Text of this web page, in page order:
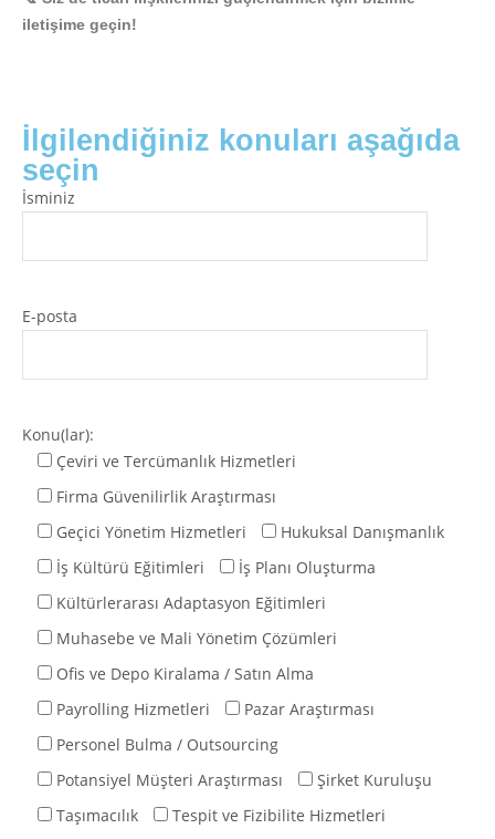
iletişime geçin!
İlgilendiğiniz konuları aşağıda
seçin
İsminiz
E-posta
Konu(lar):
Çeviri ve Tercümanlık Hizmetleri
Firma Güvenilirlik Araştırması
Geçici Yönetim Hizmetleri
Hukuksal Danışmanlık
İş Kültürü Eğitimleri
İş Planı Oluşturma
Kültürlerarası Adaptasyon Eğitimleri
Muhasebe ve Mali Yönetim Çözümleri
Ofis ve Depo Kiralama / Satın Alma
Payrolling Hizmetleri
Pazar Araştırması
Personel Bulma / Outsourcing
Potansiyel Müşteri Araştırması
Şirket Kuruluşu
Taşımacılık
Tespit ve Fizibilite Hizmetleri